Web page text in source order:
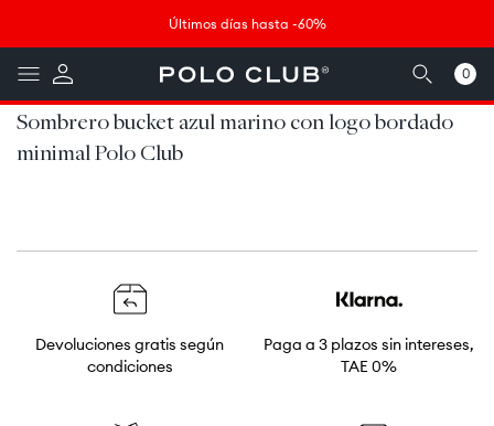
Saltar al contenido
Saltar al pie de página
Abrir widget de accesibilidad
Últimos días hasta -60%
0
artículos
Sombrero bucket azul marino con logo bordado
minimal Polo Club
Devoluciones gratis según
condiciones
Paga a 3 plazos sin intereses,
TAE 0%